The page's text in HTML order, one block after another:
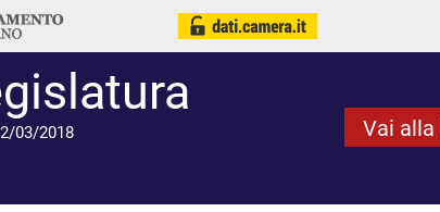
03/2018 Vai alla